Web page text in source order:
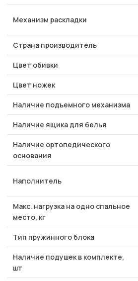
Механизм раскладки
Страна производитель
Цвет обивки
Цвет ножек
Наличие подъемного механизма
Наличие ящика для белья
Наличие ортопедического
основания
Наполнитель
Макс. нагрузка на одно спальное
место, кг
Тип пружинного блока
Наличие подушек в комплекте,
шт